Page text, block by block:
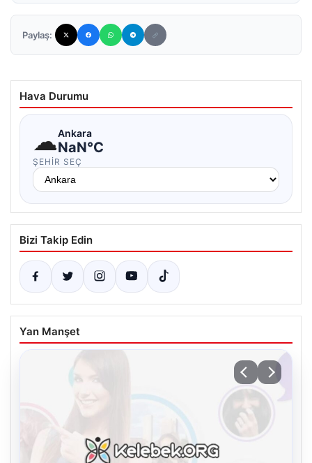
Paylaş:
Hava Durumu
☁Ankara
NaN°C
ŞEHIR SEÇ
Bizi Takip Edin
Yan Manşet